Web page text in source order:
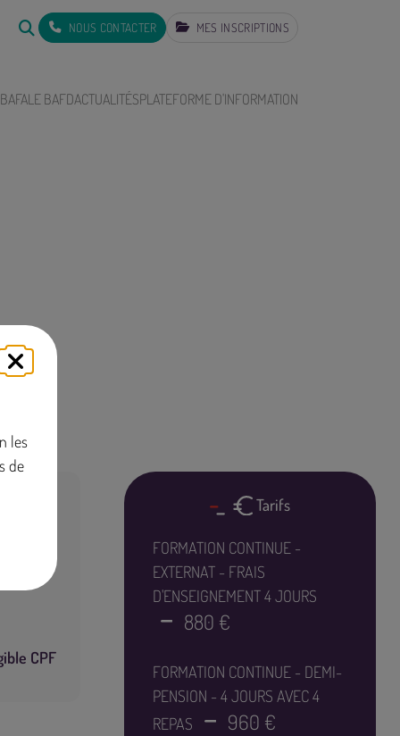
les
de
NOUS CONTACTER MES INSCRIPTIONS
LE BAFDACTUALITÉSPLATEFORME D'INFORMATION
CPF
Tarifs
FORMATION CONTINUE -
EXTERNAT - FRAIS
D'ENSEIGNEMENT 4 JOURS
880 €
FORMATION CONTINUE - DEMI-
PENSION - 4 JOURS AVEC 4
REPAS
960 €